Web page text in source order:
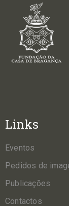
Links
Eventos
Pedidos de
Publicações
Contactos